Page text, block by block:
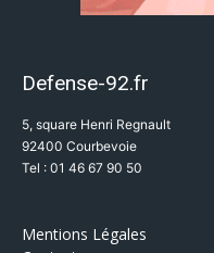
Defense-92.fr
5, square Henri Regnault
92400 Courbevoie
Tel : 01 46 67 90 50
Mentions Légales